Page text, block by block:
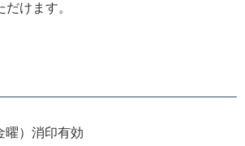
けます。
曜）消印有効